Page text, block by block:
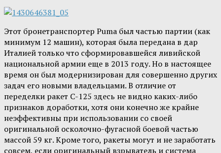
Этот бронетранспортер Puma был частью партии (как
минимум 12 машин), которая была передана в дар
Италией только что сформировавшейся ливийской
национальной армии еще в 2013 году. Но в настоящее
время он был модернизирован для совершенно других
задач его новыми владельцами. В отличие от
переделки ракет С-125 здесь не видно каких-либо
признаков доработки, хотя они конечно же крайне
неэффективны при использовании со своей
оригинальной осколочно-фугасной боевой частью
массой 59 кг. Кроме того, ракеты могут и не заработать
совсем, если оригинальный взрыватель и система